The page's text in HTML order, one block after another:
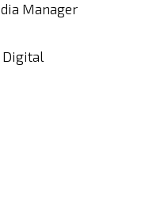
Manager
Digital